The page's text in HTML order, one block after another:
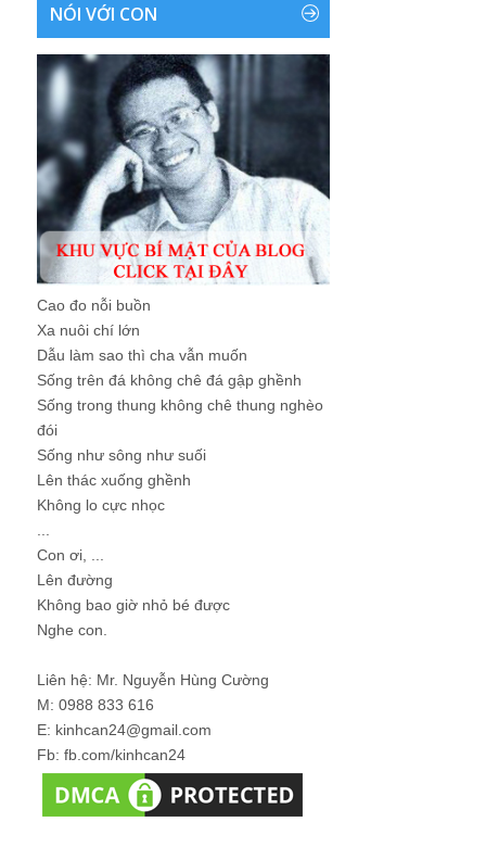
NÓI VỚI CON
Cao đo nỗi buồn
Xa nuôi chí lớn
Dẫu làm sao thì cha vẫn muốn
Sống trên đá không chê đá gập ghềnh
Sống trong thung không chê thung nghèo
đói
Sống như sông như suối
Lên thác xuống ghềnh
Không lo cực nhọc
Con ơi, ...
Lên đường
Không bao giờ nhỏ bé được
Nghe con.
Liên hệ: Mr. Nguyễn Hùng Cường
M: 0988 833 616
E: kinhcan24@gmail.com
Fb: fb.com/kinhcan24